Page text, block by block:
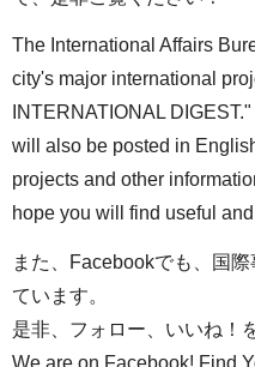
The International Affairs
city's major international
INTERNATIONAL
will also be posted in
projects and other
hope you will find useful
また、Facebookでも、国
ています。
是非、フォロー、いいね！